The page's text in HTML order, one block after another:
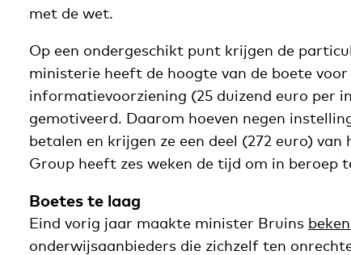
met de wet.
Op een ondergeschikt punt krijgen de
ministerie heeft de hoogte van de boete
informatievoorziening (25 duizend euro per
gemotiveerd. Daarom hoeven negen
betalen en krijgen ze een deel (272 euro)
Group heeft zes weken de tijd om in beroep
Boetes te laag
Eind vorig jaar maakte minister Bruins
onderwijsaanbieders die zichzelf ten